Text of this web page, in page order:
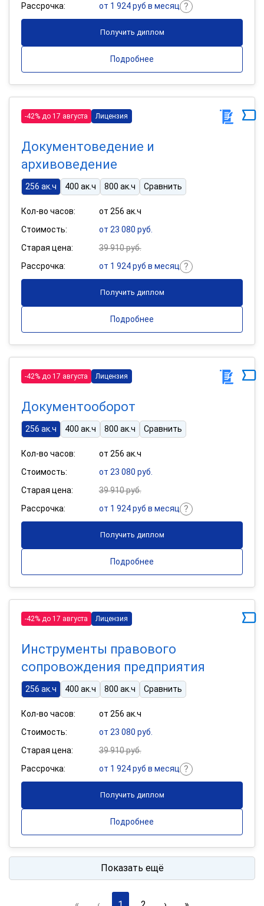
Рассрочка:
от 1 924 руб в месяц
Получить диплом
Подробнее
-42% до 17 августа Лицензия
Документоведение и
архивоведение
256 ак.ч 400 ак.ч 800 ак.ч Сравнить
Кол-во часов:
от 256 ак.ч
Стоимость:
от 23 080 руб.
Старая цена:
39 910 руб.
Рассрочка:
от 1 924 руб в месяц
Получить диплом
Подробнее
-42% до 17 августа Лицензия
Документооборот
256 ак.ч 400 ак.ч 800 ак.ч Сравнить
Кол-во часов:
от 256 ак.ч
Стоимость:
от 23 080 руб.
Старая цена:
39 910 руб.
Рассрочка:
от 1 924 руб в месяц
Получить диплом
Подробнее
-42% до 17 августа Лицензия
Инструменты правового
сопровождения предприятия
256 ак.ч 400 ак.ч 800 ак.ч Сравнить
Кол-во часов:
от 256 ак.ч
Стоимость:
от 23 080 руб.
Старая цена:
39 910 руб.
Рассрочка:
от 1 924 руб в месяц
Получить диплом
Подробнее
Показать ещё